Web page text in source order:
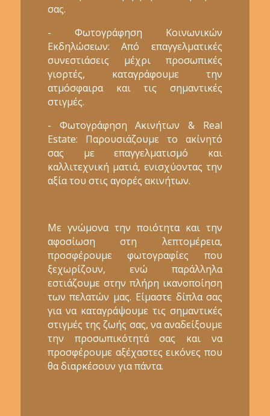
σας.
- Φωτογράφηση Κοινωνικών
Εκδηλώσεων: Από επαγγελματικές
συνεστιάσεις μέχρι προσωπικές
γιορτές, καταγράφουμε την
ατμόσφαιρα και τις σημαντικές
στιγμές.
- Φωτογράφηση Ακινήτων & Real
Estate: Παρουσιάζουμε το ακίνητό
σας με επαγγελματισμό και
καλλιτεχνική ματιά, ενισχύοντας την
αξία του στις αγορές ακινήτων.
Με γνώμονα την ποιότητα και την
αφοσίωση στη λεπτομέρεια,
προσφέρουμε φωτογραφίες που
ξεχωρίζουν, ενώ παράλληλα
εστιάζουμε στην πλήρη ικανοποίηση
των πελατών μας. Είμαστε δίπλα σας
για να καταγράψουμε τις σημαντικές
στιγμές της ζωής σας, να αναδείξουμε
την προσωπικότητά σας και να
προσφέρουμε αξέχαστες εικόνες που
θα διαρκέσουν για πάντα.